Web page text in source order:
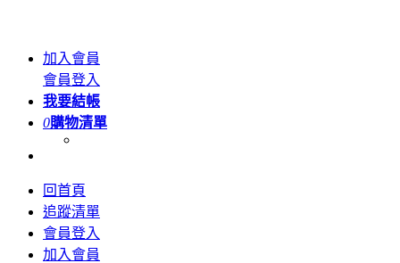
加入會員
會員登入
我要結帳
0購物清單
回首頁
追蹤清單
會員登入
加入會員